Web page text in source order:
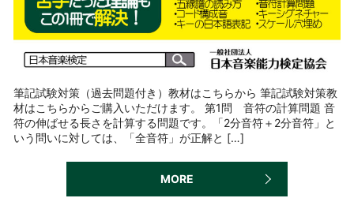
筆記試験対策（過去問題付き）教材はこちらから 筆記試験対策教
材はこちらからご購入いただけます。 第1問 音符の計算問題 音
符の伸ばせる長さを計算する問題です。「2分音符＋2分音符」と
いう問いに対しては、「全音符」が正解と […]
MORE